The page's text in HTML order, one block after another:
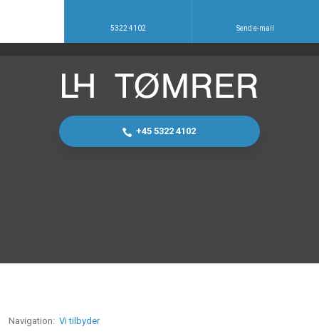
5322 4102 Send e-mail
+45 5322 4102
Navigation: Vi tilbyder